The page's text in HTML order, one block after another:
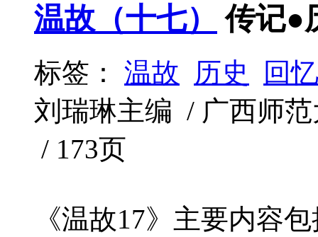
温故（十七） 传记●
标签： 温故 历史
回
刘瑞琳主编 / 广西师
/ 173页
《温故17》主要内容